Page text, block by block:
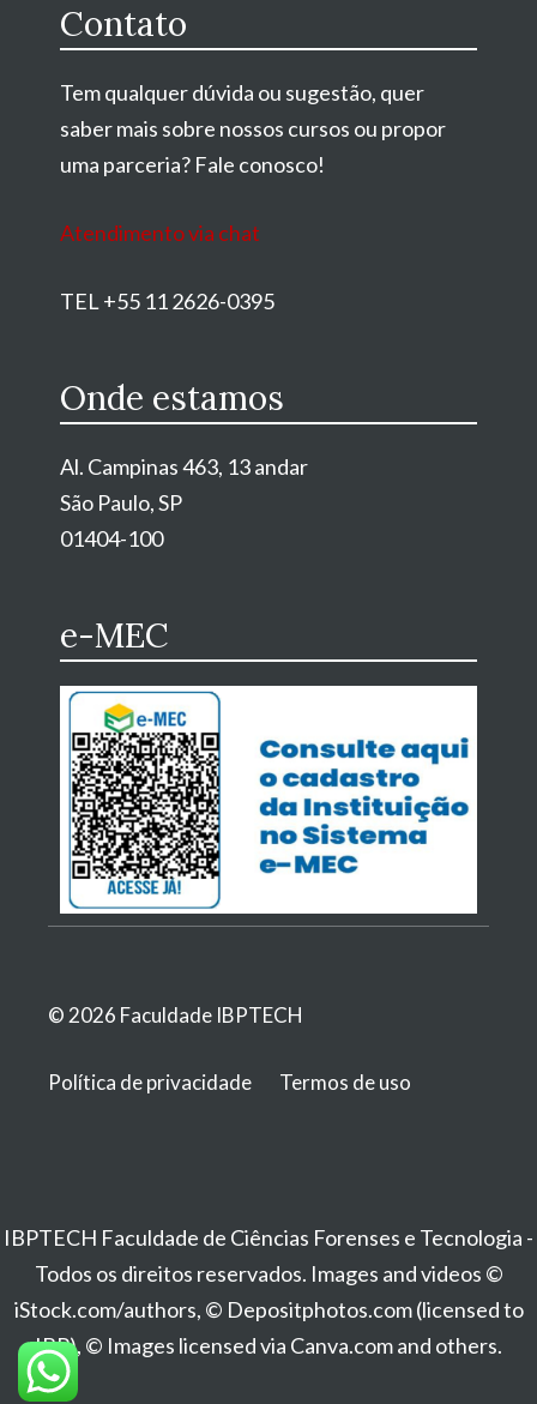
Contato
Tem qualquer dúvida ou sugestão, quer
saber mais sobre nossos cursos ou propor
uma parceria? Fale conosco!
Atendimento via chat
TEL +55 11 2626-0395
Onde estamos
Al. Campinas 463, 13 andar
São Paulo, SP
01404-100
e-MEC
© 2026 Faculdade IBPTECH
Política de privacidade Termos de uso
IBPTECH Faculdade de Ciências Forenses e Tecnologia -
Todos os direitos reservados. Images and videos ©
iStock.com/authors, © Depositphotos.com (licensed to
IBP), © Images licensed via Canva.com and others.